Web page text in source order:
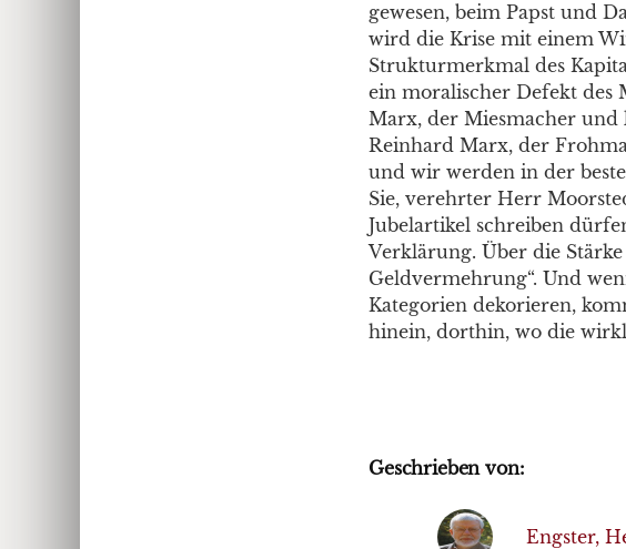
gewesen, beim Papst und
wird die Krise mit einem
Strukturmerkmal des
ein moralischer Defekt des
Marx, der Miesmacher
Reinhard Marx, der
und wir werden in der
Sie, verehrter Herr
Jubelartikel schreiben
Verklärung. Über die
Geldvermehrung“. Und
Kategorien dekorieren,
hinein, dorthin, wo die
Geschrieben von:
Engster,